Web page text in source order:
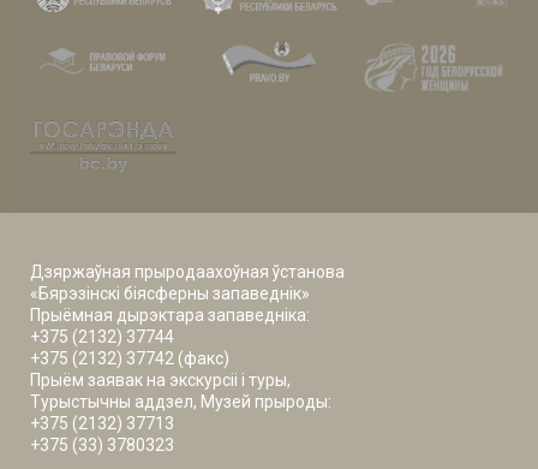
Дзяржаўная прыродаахоўная ўстанова
«Бярэзінскі біясферны запаведнік»
Прыёмная дырэктара запаведніка:
+375 (2132) 37744
+375 (2132) 37742 (факс)
Прыём заявак на экскурсіі і туры,
Турыстычны аддзел, Музей прыроды:
+375 (2132) 37713
+375 (33) 3780323